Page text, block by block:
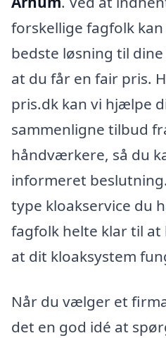
forskellige fagfolk
bedste løsning til
at du får en fair pris.
pris.dk kan vi hjælpe
sammenligne tilbud
håndværkere, så du
informeret
type kloakservice du
fagfolk helte klar til
at dit kloaksystem
Når du vælger et
det en god idé at